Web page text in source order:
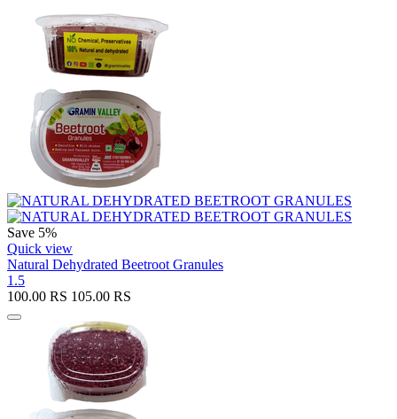
Save 5%
Quick view
Natural Dehydrated Beetroot Granules
1.5
100.00 RS 105.00 RS